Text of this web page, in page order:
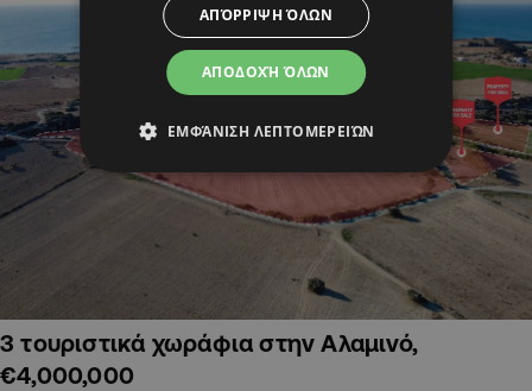
3 τουριστικά χωράφια στην Αλαμινό,
€4,000,000
ΑΠΟΔΟΧΉ ΌΛΩΝ
ΑΠΌΡΡΙΨΗ ΌΛΩΝ
ΕΜΦΆΝΙΣΗ ΛΕΠΤΟΜΕΡΕΙΏΝ